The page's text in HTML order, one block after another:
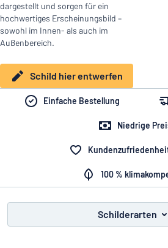
Das Gesuchte nicht gefunden?
Angebotsanfrage
Einloggen
Kundenservice
Privat Firma
dargestellt und sorgen für ein
hochwertiges Erscheinungsbild –
sowohl im Innen- als auch im
Außenbereich.
Schild hier entwerfen
Einfache Bestellung
Niedrige
100 %
Schilderarten